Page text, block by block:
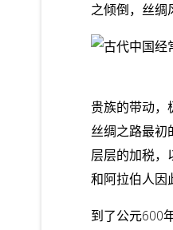
之倾倒，丝绸
贵族的带动，
丝绸之路最初
层层的加税，
和阿拉伯人因
到了公元600